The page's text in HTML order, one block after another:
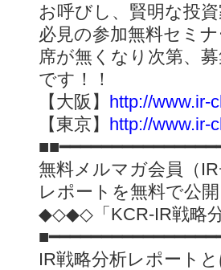
お呼びし、賢明な投
必見の参加無料セミ
席が無くなり次第、
です！！
【大阪】 http://www.ir-
【東京】 http://www.ir-
無料メルマガ会員（
レポートを無料で
◆◇◆◇「KCR-IR戦
IR戦略分析レポート